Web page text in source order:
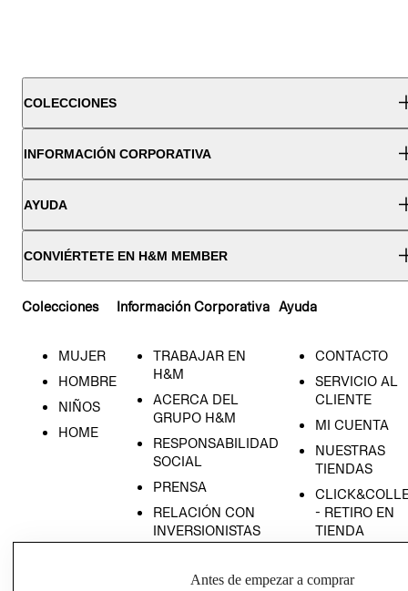
COLECCIONES
INFORMACIÓN CORPORATIVA
AYUDA
CONVIÉRTETE EN H&M MEMBER
Colecciones
MUJER
HOMBRE
NIÑOS
HOME
Información Corporativa
TRABAJAR EN
H&M
ACERCA DEL
GRUPO H&M
RESPONSABILIDAD
SOCIAL
PRENSA
RELACIÓN CON
INVERSIONISTAS
EMPRESARIAL
Ayuda
CONTACTO
SERVICIO AL
CLIENTE
MI CUENTA
NUESTRAS
TIENDAS
- RETIRO EN
TIENDA
CONDICIONES
Antes de empezar a comprar